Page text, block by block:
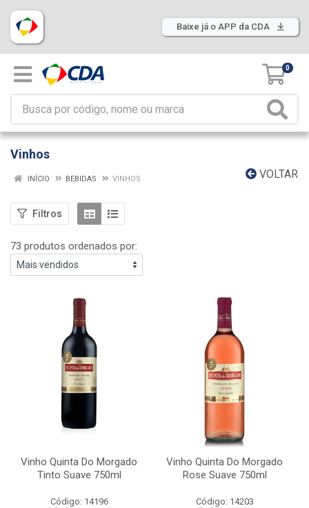
Baixe já o APP da CDA
0
Vinhos
VOLTAR
INÍCIO BEBIDAS VINHOS
Filtros
73 produtos ordenados por:
Vinho Quinta Do Morgado
Tinto Suave 750ml
Código: 14196
Vinho Quinta Do Morgado
Rose Suave 750ml
Código: 14203